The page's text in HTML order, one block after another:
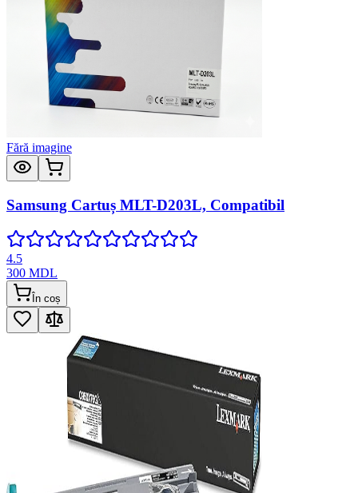
Fără imagine
Samsung Cartuș MLT-D203L, Compatibil
4.5
300 MDL
În coș